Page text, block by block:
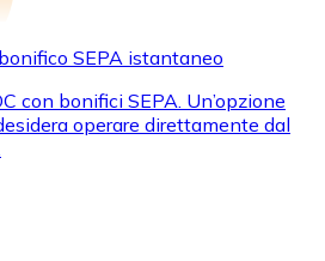
SEPA istantaneo
con bonifici SEPA. Un’opzione
operare direttamente dal